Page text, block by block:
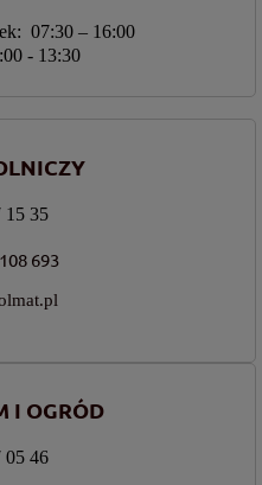
07:30 – 16:00
- 13:30
15 35
693
I OGRÓD
05 46